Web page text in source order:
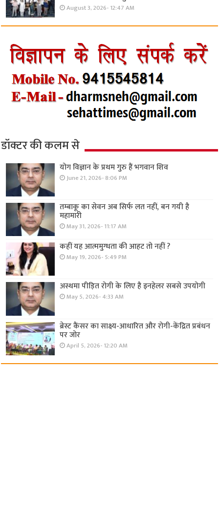
August 3, 2026- 12:47 AM
डॉक्टर की कलम से
योग विज्ञान के प्रथम गुरु हैं भगवान शिव
June 21, 2026- 8:06 PM
तम्बाकू का सेवन अब सिर्फ लत नहीं, बन गयी है
महामारी
May 31, 2026- 11:17 AM
कहीं यह आत्ममुग्धता की आहट तो नहीं ?
May 19, 2026- 5:49 PM
अस्थमा पीड़ित रोगी के लिए है इनहेलर सबसे उपयोगी
May 5, 2026- 4:33 AM
ब्रेस्ट कैंसर का साक्ष्य-आधारित और रोगी-केंद्रित प्रबंधन
पर जोर
April 5, 2026- 12:20 AM